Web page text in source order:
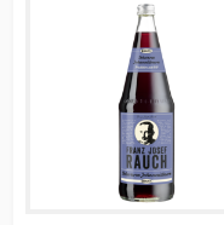
Produkten: sowohl
Frucht-Aromen, die
gepresster Früchte
Press-Säften und